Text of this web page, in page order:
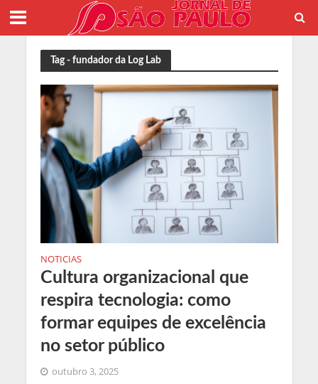
Tag - fundador da Log Lab
NOTICIAS
Cultura organizacional que
respira tecnologia: como
formar equipes de excelência
no setor público
outubro 3, 2025